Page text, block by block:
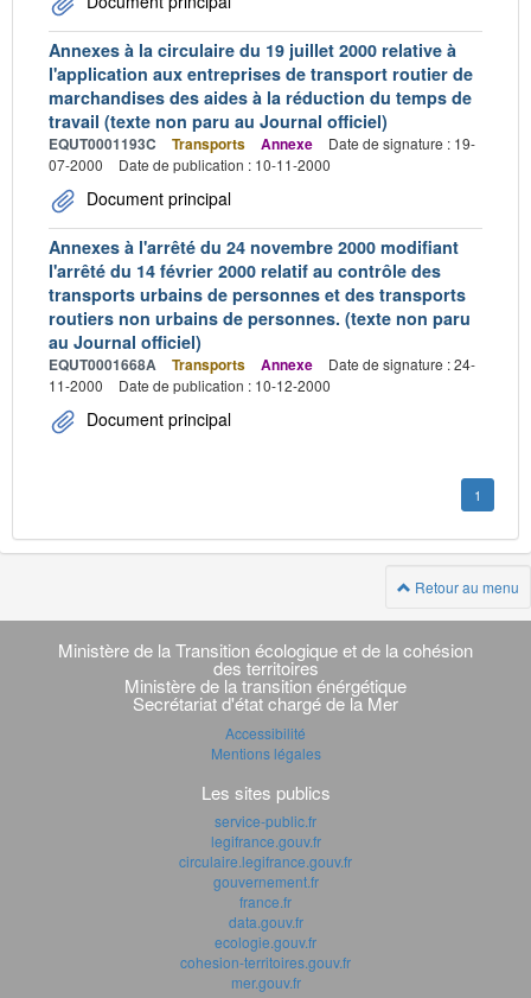
Annexes à la circulaire du 19 juillet 2000 relative à
l'application aux entreprises de transport routier de
marchandises des aides à la réduction du temps de
travail (texte non paru au Journal officiel)
EQUT0001193C Transports Annexe
Date de signature : 19-
07-2000
Date de publication : 10-11-2000
Document principal
Annexes à l'arrêté du 24 novembre 2000 modifiant
l'arrêté du 14 février 2000 relatif au contrôle des
transports urbains de personnes et des transports
routiers non urbains de personnes. (texte non paru
au Journal officiel)
EQUT0001668A Transports Annexe
Date de signature : 24-
11-2000
Date de publication : 10-12-2000
Document principal
1
Retour au menu
Navigation
transverse
Ministère de la Transition écologique et de la cohésion
des territoires
Ministère de la transition énérgétique
Secrétariat d'état chargé de la Mer
Accessibilité
Mentions légales
Les sites publics
service-public.fr
legifrance.gouv.fr
circulaire.legifrance.gouv.fr
gouvernement.fr
france.fr
data.gouv.fr
ecologie.gouv.fr
cohesion-territoires.gouv.fr
mer.gouv.fr